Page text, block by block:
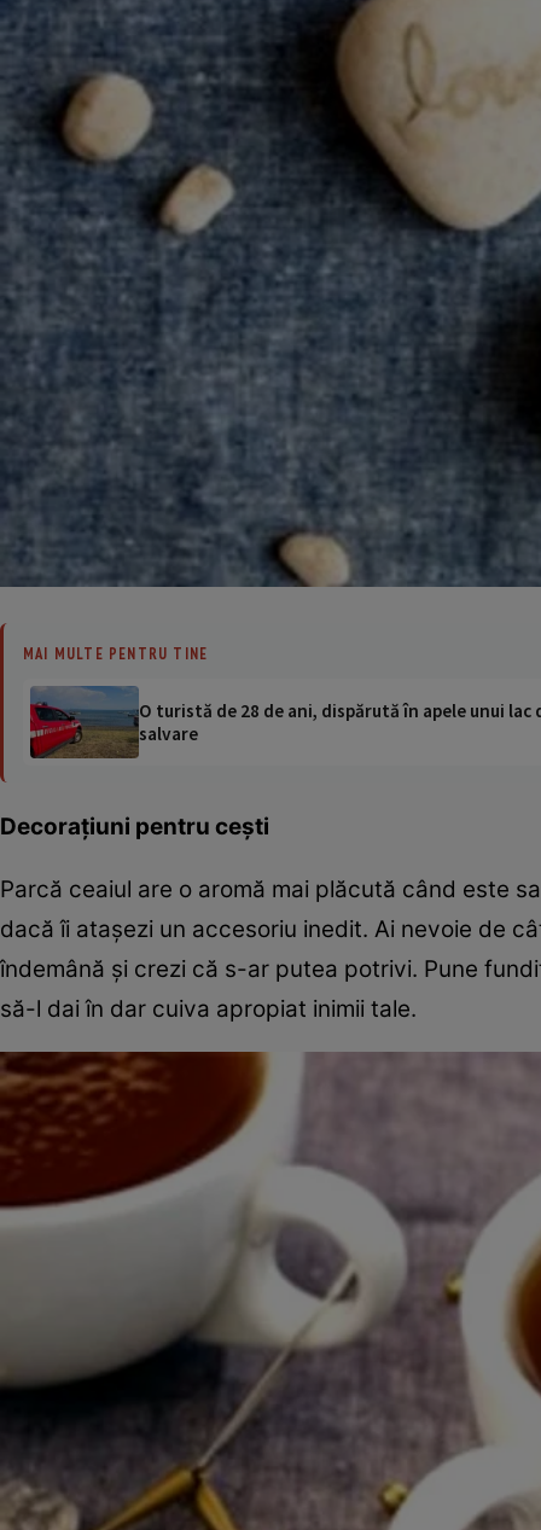
MAI MULTE PENTRU TINE
O turistă de 28 de ani, dispărută în apele unui
salvare
Decoraţiuni pentru ceşti
Parcă ceaiul are o aromă mai plăcută când este
dacă îi ataşezi un accesoriu inedit. Ai nevoie de
îndemână şi crezi că s-ar putea potrivi. Pune
să-l dai în dar cuiva apropiat inimii tale.